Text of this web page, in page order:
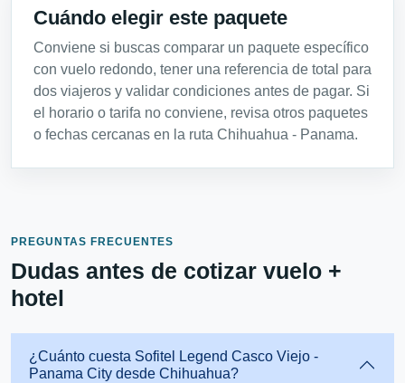
Cuándo elegir este paquete
Conviene si buscas comparar un paquete específico
con vuelo redondo, tener una referencia de total para
dos viajeros y validar condiciones antes de pagar. Si
el horario o tarifa no conviene, revisa otros paquetes
o fechas cercanas en la ruta Chihuahua - Panama.
PREGUNTAS FRECUENTES
Dudas antes de cotizar vuelo +
hotel
¿Cuánto cuesta Sofitel Legend Casco Viejo -
Panama City desde Chihuahua?